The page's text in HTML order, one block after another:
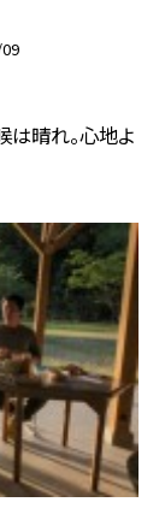
は晴れ。心地よ